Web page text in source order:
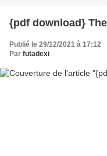
{pdf download}
Publié le 29/12/2021 à 17:12
Par futadexi